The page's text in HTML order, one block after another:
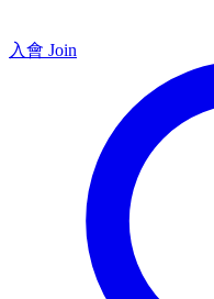
入會 Join